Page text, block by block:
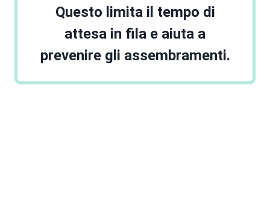
Questo limita il tempo di
attesa in fila e aiuta a
prevenire gli assembramenti.